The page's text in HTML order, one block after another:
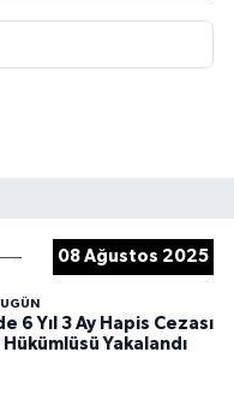
08 Ağustos 2025
6 Yıl 3 Ay Hapis Cezası
Hükümlüsü Yakalandı